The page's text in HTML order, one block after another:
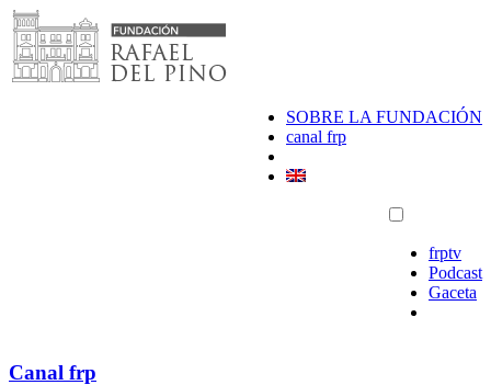
Saltar
al
contenido
SOBRE LA FUNDACIÓN
canal frp
frptv
Podcast
Gaceta
Canal frp